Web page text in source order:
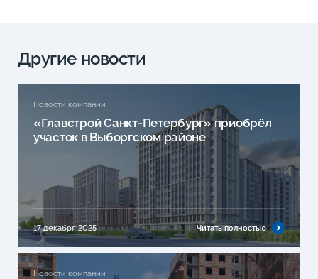
Другие новости
Новости компании
«Главстрой Санкт-Петербург» приобрёл
участок в Выборгском районе
17 декабря 2025 Читать полностью
Новости компании